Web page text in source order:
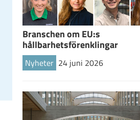
Branschen om EU:s
hållbarhetsförenklingar
Nyheter 24 juni 2026